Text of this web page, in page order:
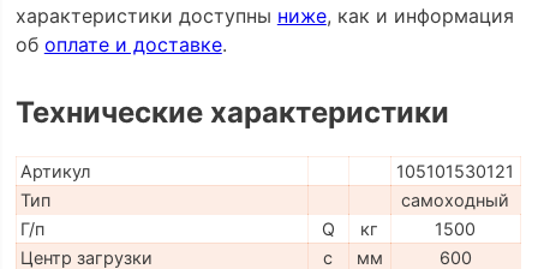
характеристики доступны ниже, как и информация
об оплате и доставке.
Технические характеристики
Артикул
105101530121
Тип
самоходный
Г/п
Q кг
1500
Центр загрузки
c мм
600